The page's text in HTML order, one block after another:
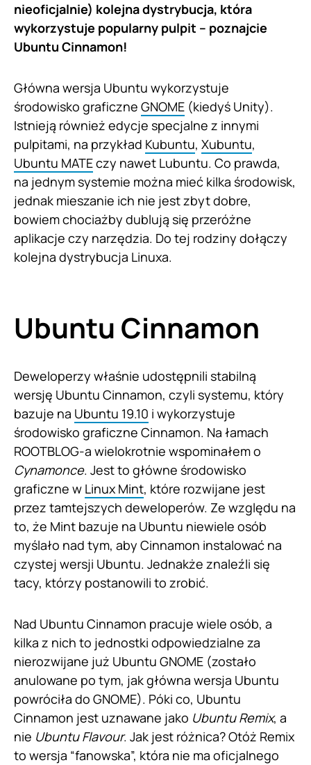
nieoficjalnie) kolejna dystrybucja, która
wykorzystuje popularny pulpit – poznajcie
Ubuntu Cinnamon!
Główna wersja Ubuntu wykorzystuje
środowisko graficzne GNOME (kiedyś Unity).
Istnieją również edycje specjalne z innymi
pulpitami, na przykład Kubuntu, Xubuntu,
Ubuntu MATEczy nawet Lubuntu. Co prawda,
na jednym systemie można mieć kilka środowisk,
jednak mieszanie ich nie jest zbyt dobre,
bowiem chociażby dublują się przeróżne
aplikacje czy narzędzia. Do tej rodziny dołączy
kolejna dystrybucja Linuxa.
Ubuntu Cinnamon
Deweloperzy właśnie udostępnili stabilną
wersję Ubuntu Cinnamon, czyli systemu, który
bazuje na Ubuntu 19.10 i wykorzystuje
środowisko graficzne Cinnamon. Na łamach
ROOTBLOG-a wielokrotnie wspominałem o
Cynamonce. Jest to główne środowisko
graficzne w Linux Mint, które rozwijane jest
przez tamtejszych deweloperów. Ze względu na
to, że Mint bazuje na Ubuntu niewiele osób
myślało nad tym, aby Cinnamon instalować na
czystej wersji Ubuntu. Jednakże znaleźli się
tacy, którzy postanowili to zrobić.
Nad Ubuntu Cinnamon pracuje wiele osób, a
kilka z nich to jednostki odpowiedzialne za
nierozwijane już Ubuntu GNOME (zostało
anulowane po tym, jak główna wersja Ubuntu
powróciła do GNOME). Póki co, Ubuntu
Cinnamon jest uznawane jako Ubuntu Remix, a
nie Ubuntu Flavour. Jak jest różnica? Otóż Remix
to wersja “fanowska”, która nie ma oficjalnego